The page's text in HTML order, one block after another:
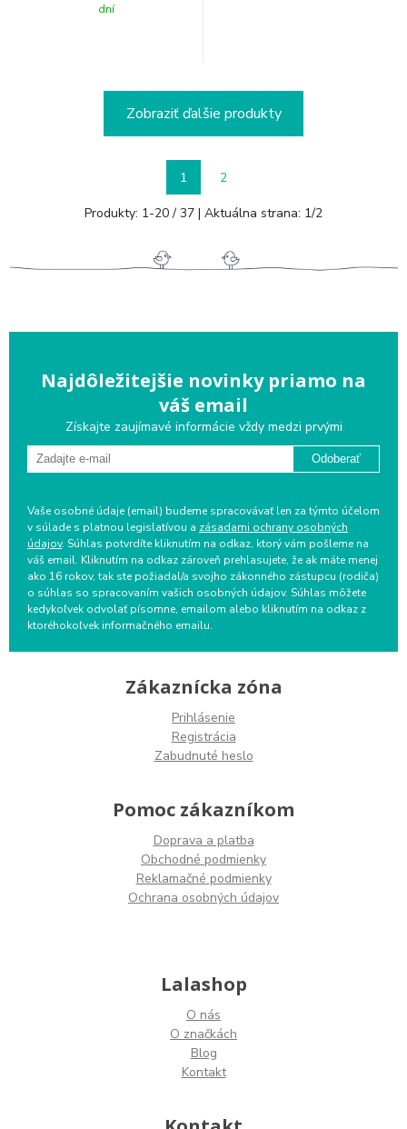
dní
Zobraziť ďalšie produkty
1 2
Produkty: 1-20/ 37 | Aktuálna strana: 1/2
Najdôležitejšie novinky priamo na
váš email
Získajte zaujímavé informácie vždy medzi prvými
Odoberať
Vaše osobné údaje (email) budeme spracovávať len za týmto účelom
v súlade s platnou legislatívou a zásadami ochrany osobných
údajov. Súhlas potvrdíte kliknutím na odkaz, ktorý vám pošleme na
váš email. Kliknutím na odkaz zároveň prehlasujete, že ak máte menej
ako 16 rokov, tak ste požiadal/a svojho zákonného zástupcu (rodiča)
o súhlas so spracovaním vašich osobných údajov. Súhlas môžete
kedykoľvek odvolať písomne, emailom alebo kliknutím na odkaz z
ktoréhokoľvek informačného emailu.
Zákaznícka zóna
Prihlásenie
Registrácia
Zabudnuté heslo
Pomoc zákazníkom
Doprava a platba
Obchodné podmienky
Reklamačné podmienky
Ochrana osobných údajov
Lalashop
O nás
O značkách
Blog
Kontakt